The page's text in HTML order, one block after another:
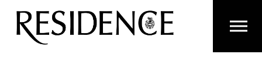
Overslaan en ga direct naar de inhoud